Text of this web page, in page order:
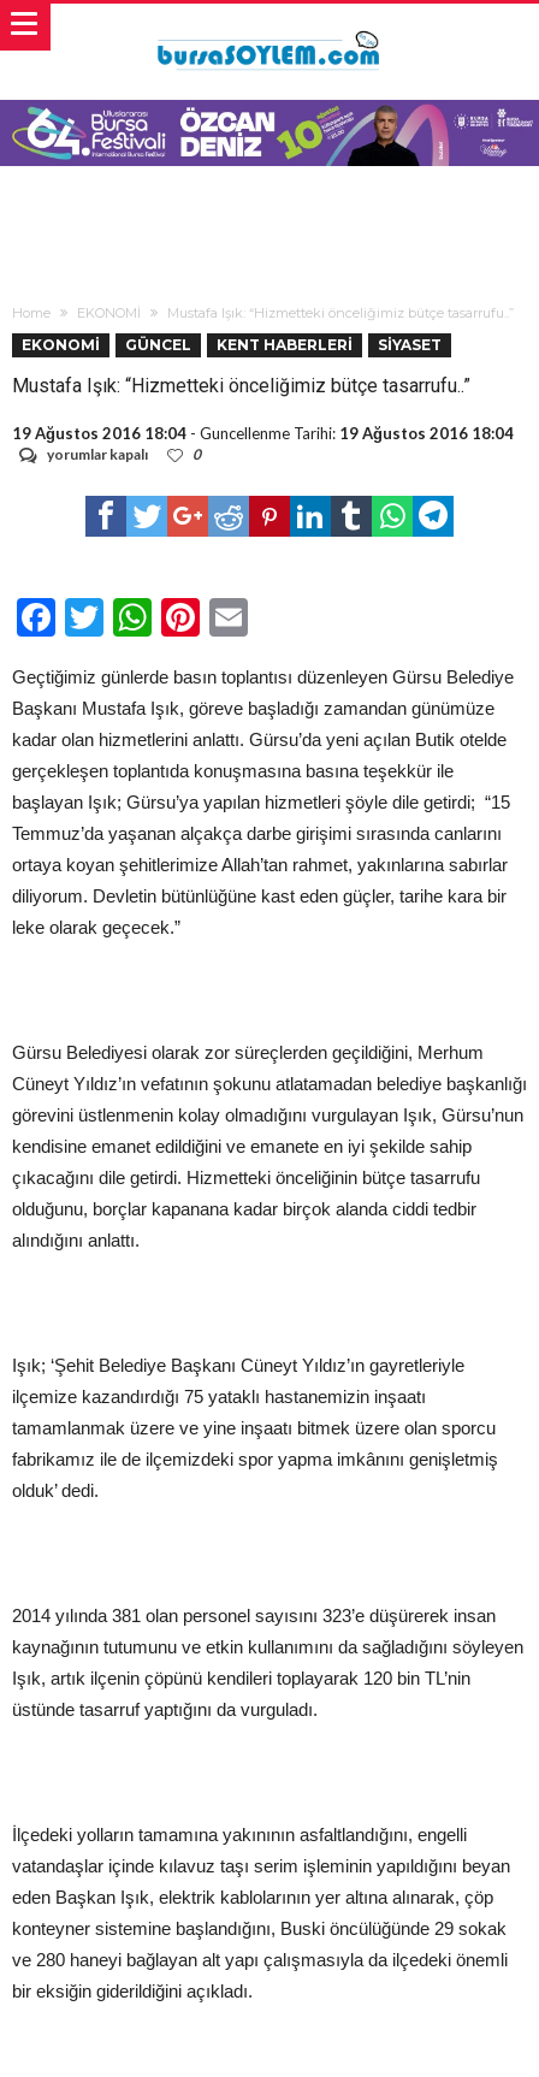
Home EKONOMİ Mustafa Işık: “Hizmetteki önceliğimiz bütçe tasarrufu..”
EKONOMİ GÜNCEL KENT HABERLERİ SİYASET
Mustafa Işık: “Hizmetteki önceliğimiz bütçe tasarrufu..”
19 Ağustos 2016 18:04 - Guncellenme Tarihi: 19 Ağustos 2016 18:04
Mustafa
“Hizmetteki
önceliğimiz
yorumlar kapalı 0
Facebook
TwitterWhatsApp
Pinterest
Geçtiğimiz günlerde basın toplantısı düzenleyen Gürsu Belediye
Başkanı Mustafa Işık, göreve başladığı zamandan günümüze
kadar olan hizmetlerini anlattı. Gürsu’da yeni açılan Butik otelde
gerçekleşen toplantıda konuşmasına basına teşekkür ile
başlayan Işık; Gürsu’ya yapılan hizmetleri şöyle dile getirdi; “15
Temmuz’da yaşanan alçakça darbe girişimi sırasında canlarını
ortaya koyan şehitlerimize Allah’tan rahmet, yakınlarına sabırlar
diliyorum. Devletin bütünlüğüne kast eden güçler, tarihe kara bir
leke olarak geçecek.”
Gürsu Belediyesi olarak zor süreçlerden geçildiğini, Merhum
Cüneyt Yıldız’ın vefatının şokunu atlatamadan belediye başkanlığı
görevini üstlenmenin kolay olmadığını vurgulayan Işık, Gürsu’nun
kendisine emanet edildiğini ve emanete en iyi şekilde sahip
çıkacağını dile getirdi. Hizmetteki önceliğinin bütçe tasarrufu
olduğunu, borçlar kapanana kadar birçok alanda ciddi tedbir
alındığını anlattı.
Işık; ‘Şehit Belediye Başkanı Cüneyt Yıldız’ın gayretleriyle
ilçemize kazandırdığı 75 yataklı hastanemizin inşaatı
tamamlanmak üzere ve yine inşaatı bitmek üzere olan sporcu
fabrikamız ile de ilçemizdeki spor yapma imkânını genişletmiş
olduk’ dedi.
2014 yılında 381 olan personel sayısını 323’e düşürerek insan
kaynağının tutumunu ve etkin kullanımını da sağladığını söyleyen
Işık, artık ilçenin çöpünü kendileri toplayarak 120 bin TL’nin
üstünde tasarruf yaptığını da vurguladı.
İlçedeki yolların tamamına yakınının asfaltlandığını, engelli
vatandaşlar içinde kılavuz taşı serim işleminin yapıldığını beyan
eden Başkan Işık, elektrik kablolarının yer altına alınarak, çöp
konteyner sistemine başlandığını, Buski öncülüğünde 29 sokak
ve 280 haneyi bağlayan alt yapı çalışmasıyla da ilçedeki önemli
bir eksiğin giderildiğini açıkladı.